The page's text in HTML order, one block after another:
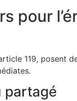
pour
119, posent
partagé